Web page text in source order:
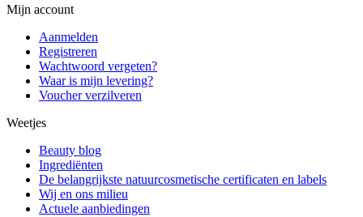
Mijn account
Aanmelden
Registreren
Wachtwoord vergeten?
Waar is mijn levering?
Voucher verzilveren
Weetjes
Beauty blog
Ingrediënten
De belangrijkste natuurcosmetische certificaten en labels
Wij en ons milieu
Actuele aanbiedingen